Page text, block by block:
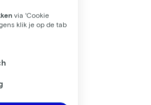
via 'Cookie
klik je op de tab